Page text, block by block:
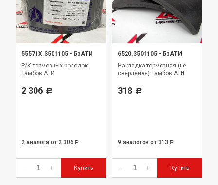
55571Х.3501105 - БзАТИ
Р/К тормозных колодок
Тамбов АТИ
2 306 Р
2 аналога от 2 306 Р
Купить
6520.3501105 - БзАТИ
Накладка тормозная (не
сверлёная) Тамбов АТИ
318 Р
9 аналогов от 313 Р
Купить